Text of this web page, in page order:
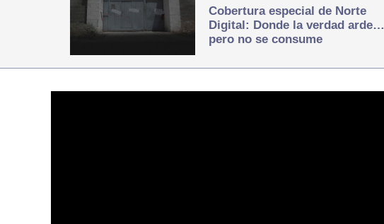
Cobertura especial de Norte
Digital: Donde la verdad arde…
pero no se consume